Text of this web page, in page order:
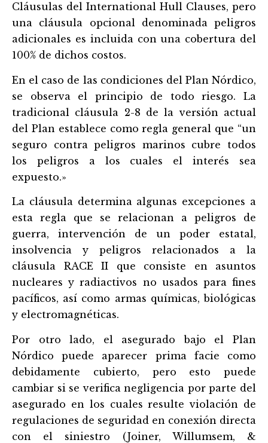
Cláusulas del International Hull Clauses, pero
una cláusula opcional denominada peligros
adicionales es incluida con una cobertura del
100% de dichos costos.
En el caso de las condiciones del Plan Nórdico,
se observa el principio de todo riesgo. La
tradicional cláusula 2-8 de la versión actual
del Plan establece como regla general que “un
seguro contra peligros marinos cubre todos
los peligros a los cuales el interés sea
expuesto.»
La cláusula determina algunas excepciones a
esta regla que se relacionan a peligros de
guerra, intervención de un poder estatal,
insolvencia y peligros relacionados a la
cláusula RACE II que consiste en asuntos
nucleares y radiactivos no usados para fines
pacíficos, así como armas químicas, biológicas
y electromagnéticas.
Por otro lado, el asegurado bajo el Plan
Nórdico puede aparecer prima facie como
debidamente cubierto, pero esto puede
cambiar si se verifica negligencia por parte del
asegurado en los cuales resulte violación de
regulaciones de seguridad en conexión directa
con el siniestro (Joiner, Willumsem, &